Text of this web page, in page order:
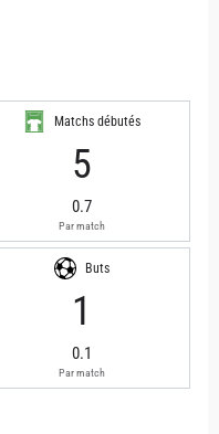
Matchs débutés
5
0.7
Par match
Buts
1
0.1
Par match